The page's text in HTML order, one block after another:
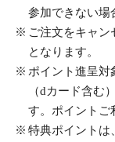
参加できない場
ご注文をキャ
となります。
ポイント進呈対
（dカード含む
す。ポイントご
特典ポイントは